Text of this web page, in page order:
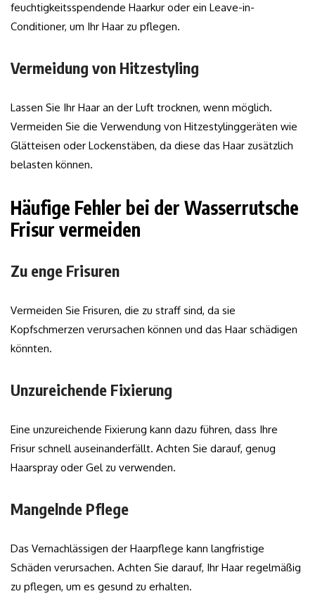
feuchtigkeitsspendende Haarkur oder ein Leave-in-
Conditioner, um Ihr Haar zu pflegen.
Vermeidung von Hitzestyling
Lassen Sie Ihr Haar an der Luft trocknen, wenn möglich.
Vermeiden Sie die Verwendung von Hitzestylinggeräten wie
Glätteisen oder Lockenstäben, da diese das Haar zusätzlich
belasten können.
Häufige Fehler bei der Wasserrutsche
Frisur vermeiden
Zu enge Frisuren
Vermeiden Sie Frisuren, die zu straff sind, da sie
Kopfschmerzen verursachen können und das Haar schädigen
könnten.
Unzureichende Fixierung
Eine unzureichende Fixierung kann dazu führen, dass Ihre
Frisur schnell auseinanderfällt. Achten Sie darauf, genug
Haarspray oder Gel zu verwenden.
Mangelnde Pflege
Das Vernachlässigen der Haarpflege kann langfristige
Schäden verursachen. Achten Sie darauf, Ihr Haar regelmäßig
zu pflegen, um es gesund zu erhalten.